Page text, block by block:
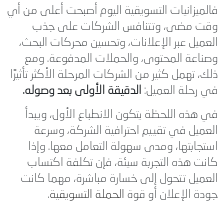
فالميزانيات التسويقية اليوم أصبحت أعلى من أي
وقت مضى، وتتنافس الشركات على جذب
العميل عبر الإعلانات، وتحسين محركات البحث،
وصناعة المحتوى، والحملات المدفوعة. ومع
ذلك، تهمل كثير من الشركات المرحلة الأكثر تأثيرًا
في رحلة العميل: الدقيقة الأولى بعد وصوله.
في هذه اللحظة يتكون الانطباع الأول، ويبدأ
العميل في تقييم احترافية الشركة، وسرعة
استجابتها، ومدى سهولة التعامل معها. وإذا
كانت هذه التجربة سيئة، فإن تكلفة اكتساب
العميل تتحول إلى خسارة مباشرة، مهما كانت
جودة الإعلان أو قوة الحملة التسويقية.